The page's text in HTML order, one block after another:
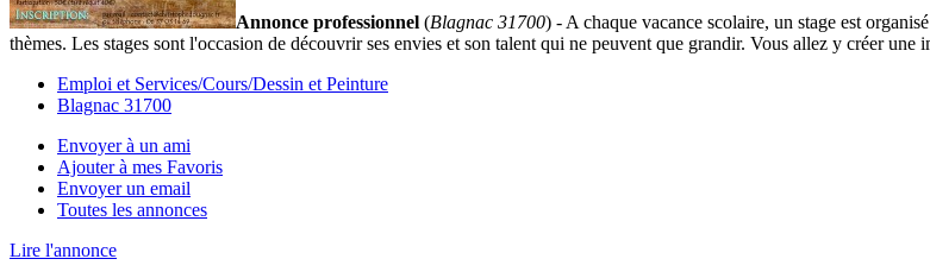
Annonce professionnel (Blagnac 31700) - A chaque vacance scolaire, un stage est
thèmes. Les stages sont l'occasion de découvrir ses envies et son talent qui ne peuvent que grandir. Vous allez y créer
Emploi et Services/Cours/Dessin et Peinture
Blagnac 31700
Envoyer à un ami
Ajouter à mes Favoris
Envoyer un email
Toutes les annonces
Lire l'annonce